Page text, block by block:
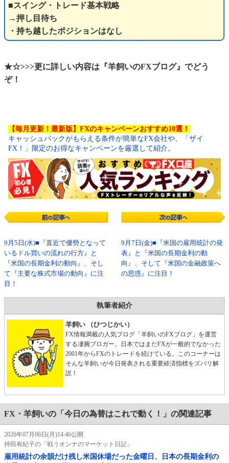
■スイング・トレード基本戦略
→押し目待ち
・持ち越したポジションはなし
★☆>>>更に詳しい内容は『羊飼いのFXブログ』でどう
ぞ！
【毎月更新！最新版】FXのキャンペーンおすすめ10選！
キャッシュバックがもらえる条件が簡単なFX会社や、「ザイ
FX！」限定のお得なキャンペーンを厳選して紹介。
9月5日(水)■『直近で優勢となって
いるドル買いの流れの行方』と
『米国の長期金利の動向』、そし
て『主要な株式市場の動向』に注
目！
9月7日(金)■『米国の雇用統計の発
表』と『米国の長期金利の動
向』、そして『米国の金融政策へ
の思惑』に注目！
執筆者紹介
羊飼い （ひつじかい）
FX情報満載の人気ブログ「羊飼いのFXブログ」を運営
する凄腕ブロガー。日本ではまだFXが一般的でなかった
2001年からFXのトレードを続けている。このコーナーは
そんな羊飼いが今日発表される重要経済指標をズバリ解
説！
FX・羊飼いの「今日の為替はこれで動く！」の関連記事
2026年07月06日(月)14:46公開
持田有紀子の「戦うオンナのマーケット日記」
雇用統計の余韻だけ残し米国休場だった金曜日、日本の長期金利の